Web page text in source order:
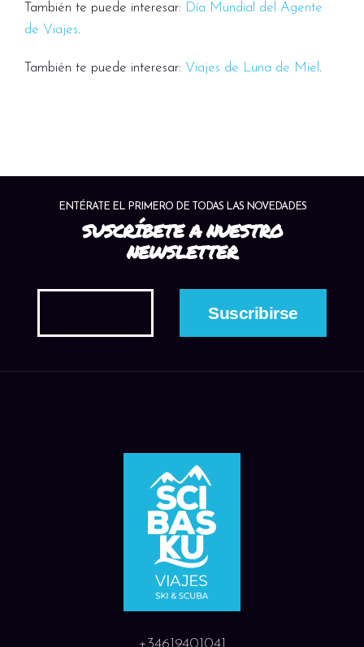
También te puede interesar: Día Mundial del Agente
de Viajes.
También te puede interesar: Viajes de Luna de Miel .
ENTÉRATE EL PRIMERO DE TODAS LAS NOVEDADES
SUSCRÍBETE A NUESTRO
NEWSLETTER